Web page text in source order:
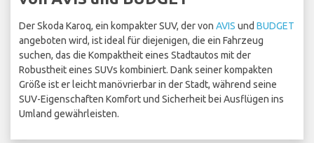
Der Skoda Karoq, ein kompakter SUV, der von AVIS und BUDGET
angeboten wird, ist ideal für diejenigen, die ein Fahrzeug
suchen, das die Kompaktheit eines Stadtautos mit der
Robustheit eines SUVs kombiniert. Dank seiner kompakten
Größe ist er leicht manövrierbar in der Stadt, während seine
SUV-Eigenschaften Komfort und Sicherheit bei Ausflügen ins
Umland gewährleisten.